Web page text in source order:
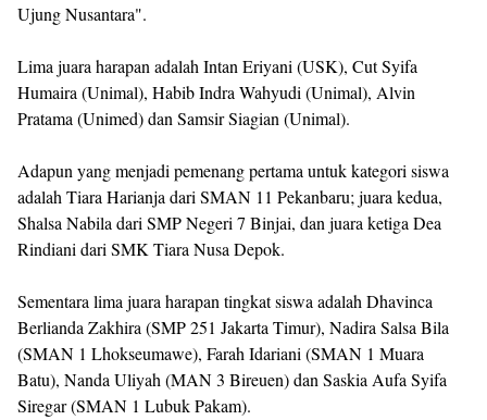
Ujung Nusantara".
Lima juara harapan adalah Intan Eriyani (USK), Cut Syifa
Humaira (Unimal), Habib Indra Wahyudi (Unimal), Alvin
Pratama (Unimed) dan Samsir Siagian (Unimal).
Adapun yang menjadi pemenang pertama untuk kategori siswa
adalah Tiara Harianja dari SMAN 11 Pekanbaru; juara kedua,
Shalsa Nabila dari SMP Negeri 7 Binjai, dan juara ketiga Dea
Rindiani dari SMK Tiara Nusa Depok.
Sementara lima juara harapan tingkat siswa adalah Dhavinca
Berlianda Zakhira (SMP 251 Jakarta Timur), Nadira Salsa Bila
(SMAN 1 Lhokseumawe), Farah Idariani (SMAN 1 Muara
Batu), Nanda Uliyah (MAN 3 Bireuen) dan Saskia Aufa Syifa
Siregar (SMAN 1 Lubuk Pakam).